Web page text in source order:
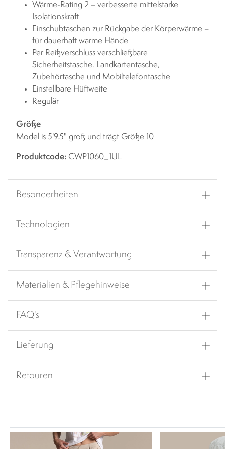
Wärme-Rating 2 – verbesserte mittelstarke
Isolationskraft
Einschubtaschen zur Rückgabe der Körperwärme –
für dauerhaft warme Hände
Per Reißverschluss verschließbare
Sicherheitstasche. Landkartentasche,
Zubehörtasche und Mobiltelefontasche
Einstellbare Hüftweite
Regulär
Größe
Model is 5'9.5" groß und trägt Größe 10
Produktcode: CWP1060_1UL
Besonderheiten
Technologien
Transparenz & Verantwortung
Materialien & Pflegehinweise
FAQ's
Lieferung
Retouren